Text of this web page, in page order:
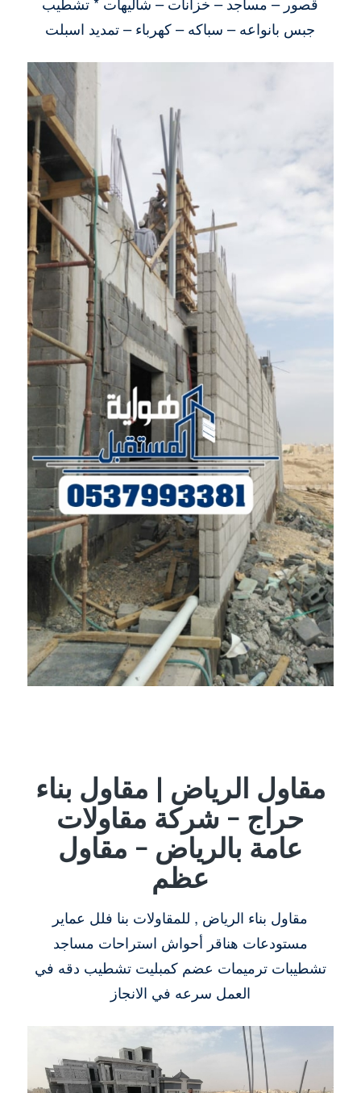
جبس بانواعه – سباكه – كهرباء – تمديد اسبلت
مقاول الرياض | مقاول بناء
حراج – شركة مقاولات
عامة بالرياض – مقاول
عظم
مقاول بناء الرياض , للمقاولات بنا فلل عماير
مستودعات هناقر أحواش استراحات مساجد
تشطيبات ترميمات عضم كمبليت تشطيب دقه في
العمل سرعه في الانجاز